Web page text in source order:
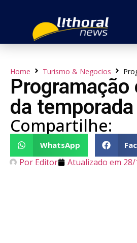
Home Turismo & Negocios
da
Compartilhe:
WhatsApp
Por Editor Atualizado em